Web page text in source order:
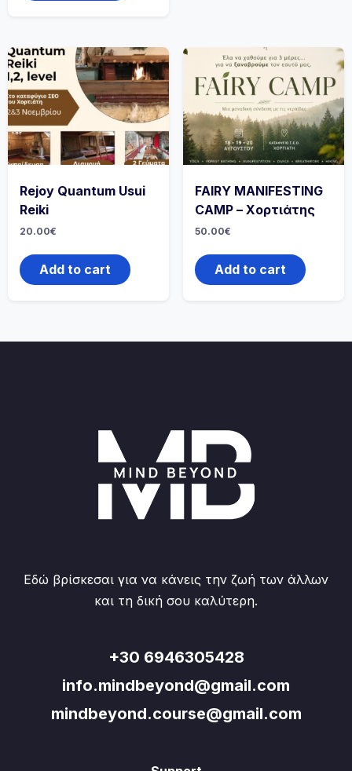
Rejoy Quantum Usui
Reiki
20.00€
Add to cart
FAIRY MANIFESTING
CAMP – Χορτιάτης
50.00€
Add to cart
Εδώ βρίσκεσαι για να κάνεις την ζωή των άλλων
και τη δική σου καλύτερη.
+30 6946305428
info.mindbeyond@gmail.com
mindbeyond.course@gmail.com